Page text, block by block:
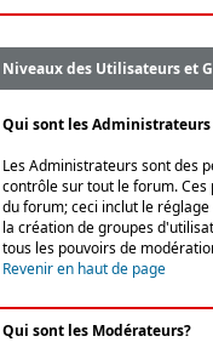
Niveaux des Utilisateurs et
Qui sont les Administrateurs
Les Administrateurs sont des
contrôle sur tout le forum.
du forum; ceci inclut le
la création de groupes
tous les pouvoirs de
Revenir en haut de page
Qui sont les Modérateurs?